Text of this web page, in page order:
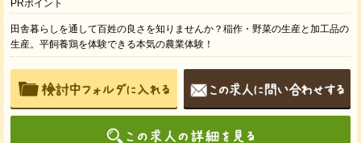
PRポイント
田舎暮らしを通して百姓の良さを知りませんか？稲作・野菜の生産と加工品の
生産。平飼養鶏を体験できる本気の農業体験！